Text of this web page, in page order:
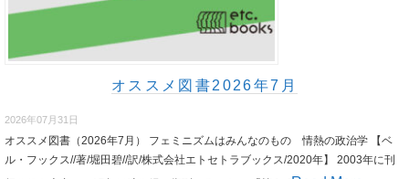
オススメ図書2026年7月
2026年07月31日
オススメ図書（2026年7月） フェミニズムはみんなのもの 情熱の政治学 【ベ
ル・フックス//著/堀田碧//訳/株式会社エトセトラブックス/2020年】 2003年に刊